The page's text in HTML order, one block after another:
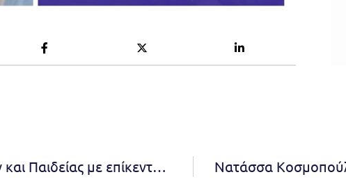
Συντονισμός Τεχνικών Υπηρεσιών και Παιδείας με επίκεντρο τον συντονισμό των παρεμβάσεων στα σχολεία